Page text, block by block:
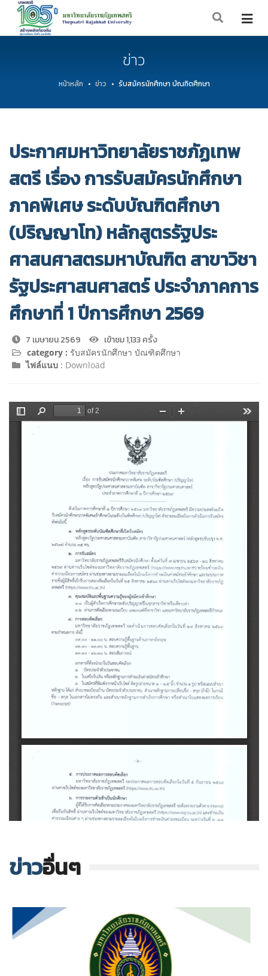
ข่าว
หน้าหลัก ข่าว รับสมัครนักศึกษา บัณฑิตศึกษา
ประกาศมหาวิทยาลัยราชภัฏเทพ
สตรี เรื่อง การรับสมัครนักศึกษา
ภาคพิเศษ ระดับบัณฑิตศึกษา
(ปริญญาโท) หลักสูตรรัฐประ
ศาสนศาสตรมหาบัณฑิต สาขาวิชา
รัฐประศาสนศาสตร์ ประจำภาคการ
ศึกษาที่ 1 ปีการศึกษา 2569
7 เมษายน 2569 เข้าชม 1,133 ครั้ง
category : รับสมัครนักศึกษา บัณฑิตศึกษา
ไฟล์แนบ : Download
ข่าวอื่นๆ